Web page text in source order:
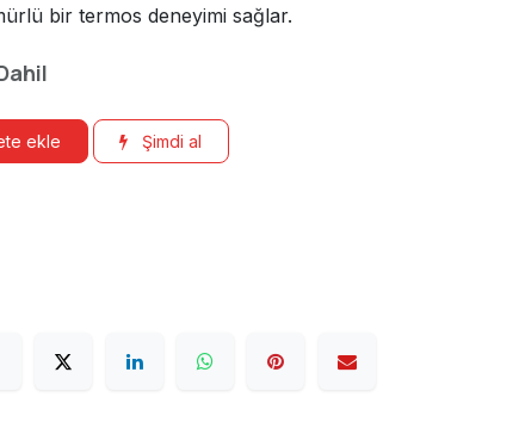
bir termos deneyimi sağlar.
ekle Şimdi al